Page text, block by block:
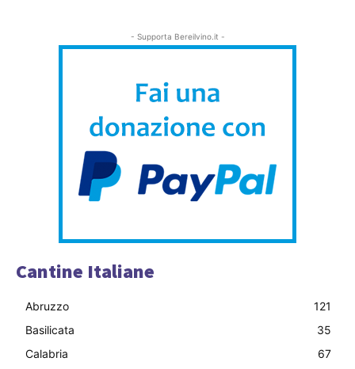
- Supporta Bereilvino.it -
Cantine Italiane
Abruzzo
121
Basilicata
35
Calabria
67